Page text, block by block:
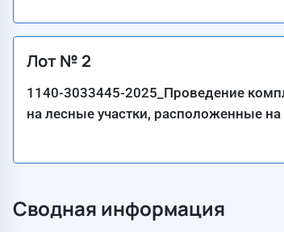
Лот № 2
1140-3033445-2025_Проведение
на лесные участки, расположенные
Сводная информация